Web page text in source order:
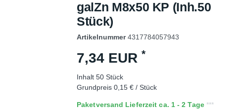
galZn M8x50 KP (Inh.50
Stück)
Artikelnummer4317784057943
7,34 EUR *
Inhalt 50 Stück
Grundpreis 0,15 € / Stück
Paketversand Lieferzeit ca. 1 - 2 Tage